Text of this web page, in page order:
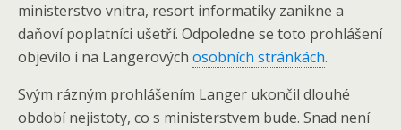
ministerstvo vnitra, resort informatiky zanikne a
daňoví poplatníci ušetří. Odpoledne se toto prohlášení
objevilo i na Langerových osobních stránkách.
Svým rázným prohlášením Langer ukončil dlouhé
období nejistoty, co s ministerstvem bude. Snad není